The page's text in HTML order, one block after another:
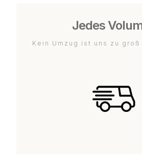
Jedes
Kein Umzug ist uns zu groß